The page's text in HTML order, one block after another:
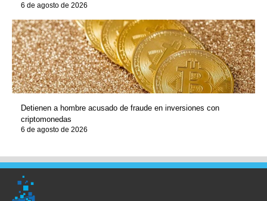
6 de agosto de 2026
Detienen a hombre acusado de fraude en inversiones con
criptomonedas
6 de agosto de 2026